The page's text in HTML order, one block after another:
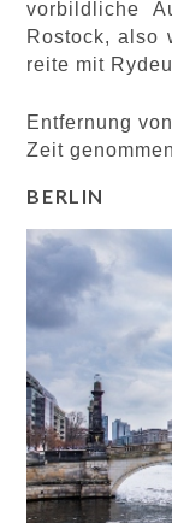
vorbildliche
Rostock, also
reite mit
Entfernung
Zeit
BERLIN